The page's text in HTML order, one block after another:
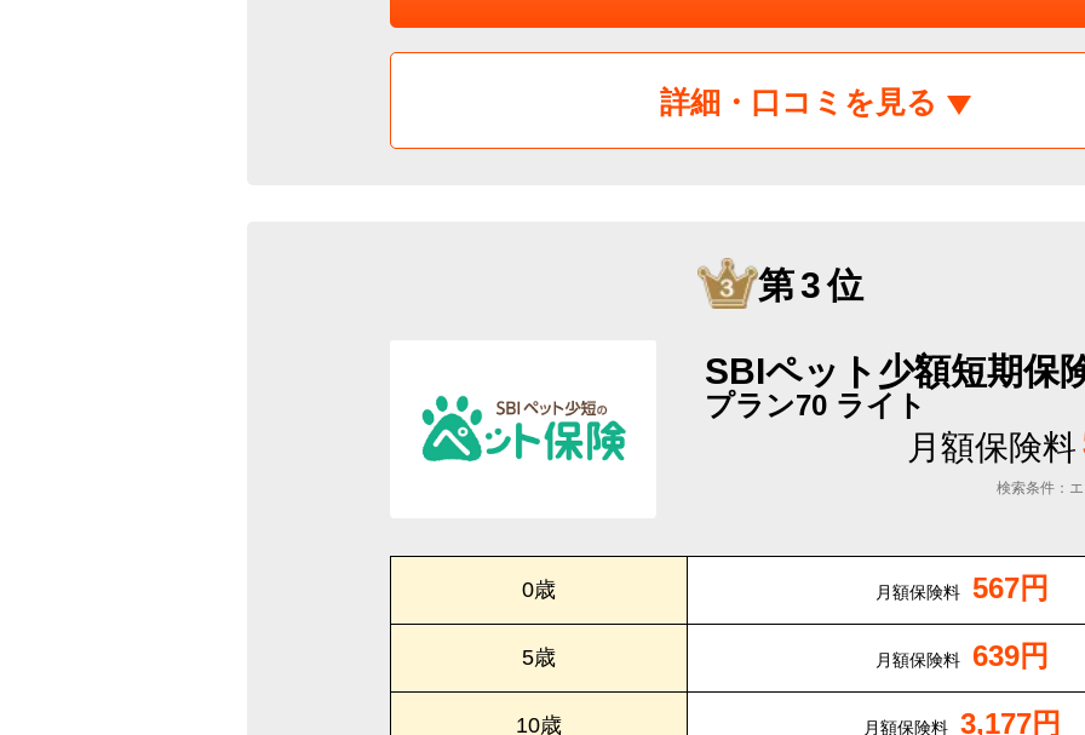
詳細・口コミを見る
第3位
SBIペット少額短期保
プラン70 ライト
月額保険料
検索条件：
0歳 月額保険料 567円
5歳 月額保険料 639円
10歳 月額保険料 3,177円